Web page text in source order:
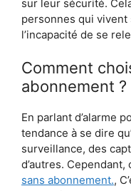
sur leur sécurité.
personnes qui
l’incapacité de se
Comment
abonnement ?
En parlant d’alarme
tendance à se dire
surveillance, des
d’autres.
sans abonnement.,